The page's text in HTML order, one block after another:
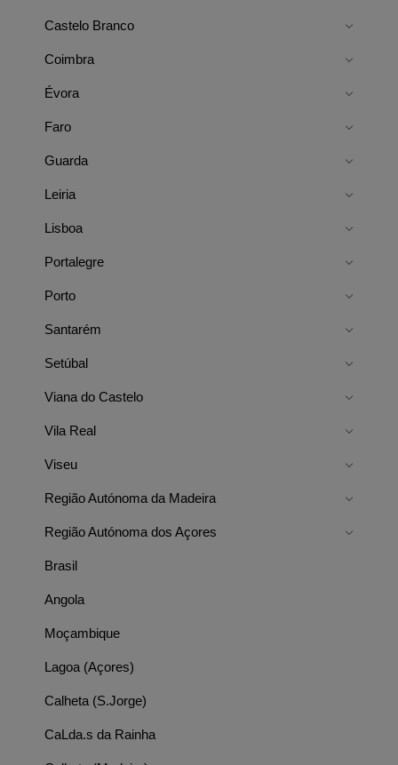
Castelo Branco
Coimbra
Évora
Faro
Guarda
Leiria
Lisboa
Portalegre
Porto
Santarém
Setúbal
Viana do Castelo
Vila Real
Viseu
Região Autónoma da Madeira
Região Autónoma dos Açores
Brasil
Angola
Moçambique
Lagoa (Açores)
Calheta (S.Jorge)
CaLda.s da Rainha